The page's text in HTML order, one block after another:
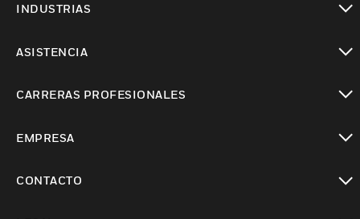
INDUSTRIAS
ASISTENCIA
CARRERAS PROFESIONALES
EMPRESA
CONTACTO